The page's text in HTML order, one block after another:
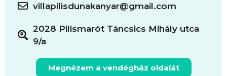
villapilisdunakanyar@gmail.com
2028 Pilismarót Táncsics Mihály utca
9/a
Megnézem a vendégház oldalát